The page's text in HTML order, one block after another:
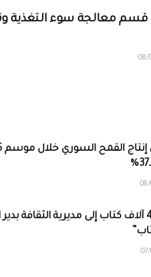
قسم معالجة سوء التغذية
وصول 4 آلاف كتاب إلى مديرية الثقافة